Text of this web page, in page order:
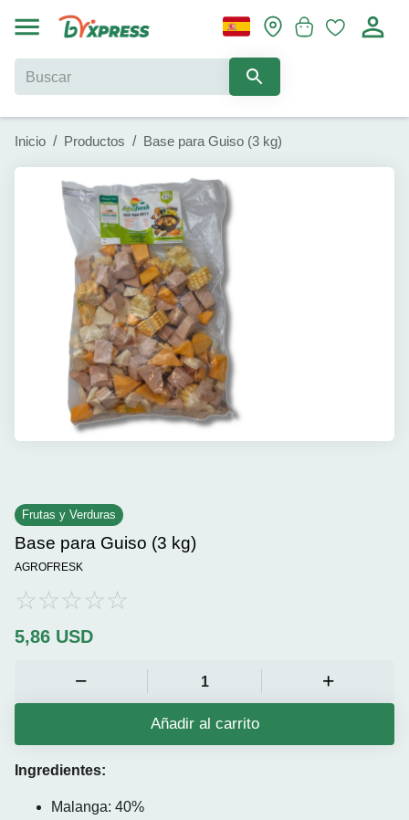
Inicio / Productos / Base para Guiso (3 kg)
Frutas y Verduras
Base para Guiso (3 kg)
AGROFRESK
5,86 USD
Añadir al carrito
Ingredientes:
Malanga: 40%